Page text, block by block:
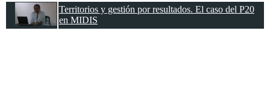
Territorios y gestión por resultados. El caso del P20
en MIDIS